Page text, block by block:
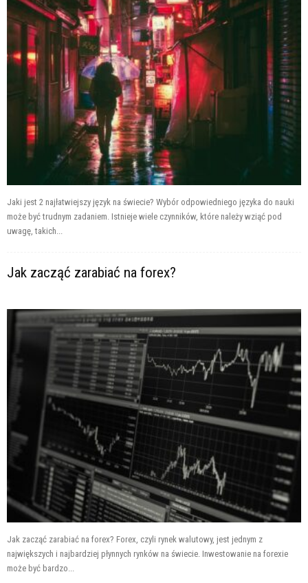
Jaki jest 2 najłatwiejszy język na świecie? Wybór odpowiedniego języka do nauki
może być trudnym zadaniem. Istnieje wiele czynników, które należy wziąć pod
uwagę, takich...
Jak zacząć zarabiać na forex?
Jak zacząć zarabiać na forex? Forex, czyli rynek walutowy, jest jednym z
największych i najbardziej płynnych rynków na świecie. Inwestowanie na forexie
może być bardzo...